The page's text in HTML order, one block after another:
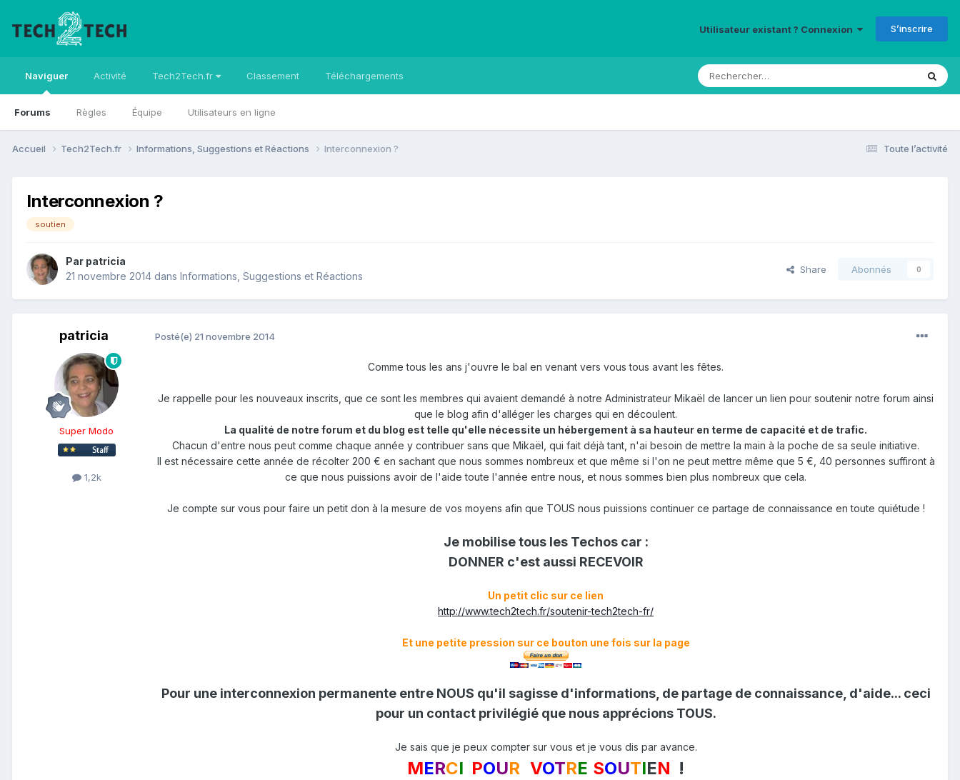
Utilisateur existant ? Connexion S’inscrire
Naviguer
Forums Règles Équipe Utilisateurs en ligne
Activité Tech2Tech.fr Classement Téléchargements
Toute l’activité
Accueil Tech2Tech.fr Informations, Suggestions et Réactions Interconnexion ?
Interconnexion ?
soutien
Par patricia
21 novembre 2014 dans Informations, Suggestions et Réactions
Share Abonnés 0
patricia
Super Modo
1,2k
Posté(e) 21 novembre 2014
Comme tous les ans j'ouvre le bal en venant vers vous tous avant les fêtes.
Je rappelle pour les nouveaux inscrits, que ce sont les membres qui avaient demandé à notre Administrateur Mikaël de lancer un lien pour soutenir notre forum ainsi
que le blog afin d'alléger les charges qui en découlent.
La qualité de notre forum et du blog est telle qu'elle nécessite un hébergement à sa hauteur en terme de capacité et de trafic.
Chacun d'entre nous peut comme chaque année y contribuer sans que Mikaël, qui fait déjà tant, n'ai besoin de mettre la main à la poche de sa seule initiative.
Il est nécessaire cette année de récolter 200 € en sachant que nous sommes nombreux et que même si l'on ne peut mettre même que 5 €, 40 personnes suffiront à
ce que nous puissions avoir de l'aide toute l'année entre nous, et nous sommes bien plus nombreux que cela.
Je compte sur vous pour faire un petit don à la mesure de vos moyens afin que TOUS nous puissions continuer ce partage de connaissance en toute quiétude !
Je mobilise tous les Techos car :
DONNER c'est aussi RECEVOIR
Un petit clic sur ce lien
http://www.tech2tech.fr/soutenir-tech2tech-fr/
Et une petite pression sur ce bouton une fois sur la page
Pour une interconnexion permanente entre NOUS qu'il sagisse d'informations, de partage de connaissance, d'aide... ceci
pour un contact privilégié que nous apprécions TOUS.
Je sais que je peux compter sur vous et je vous dis par avance.
MERCI POUR VOTRE SOUTIEN !